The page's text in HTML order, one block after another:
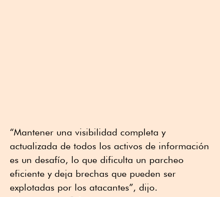
“Mantener una visibilidad completa y
actualizada de todos los activos de información
es un desafío, lo que dificulta un parcheo
eficiente y deja brechas que pueden ser
explotadas por los atacantes”, dijo.